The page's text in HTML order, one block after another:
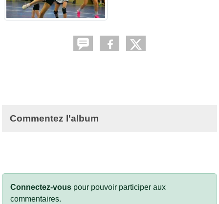
Commentez l'album
Connectez-vous pour pouvoir participer aux
commentaires.